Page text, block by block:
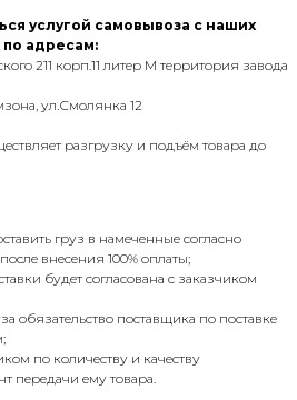
услугой самовывоза с наших
адресам:
211 корп.11 литер М территория завода
ул.Смолянка 12
разгрузку и подъём товара до
груз в намеченные согласно
внесения 100% оплаты;
будет согласована с заказчиком
обязательство поставщика по поставке
по количеству и качеству
передачи ему товара.